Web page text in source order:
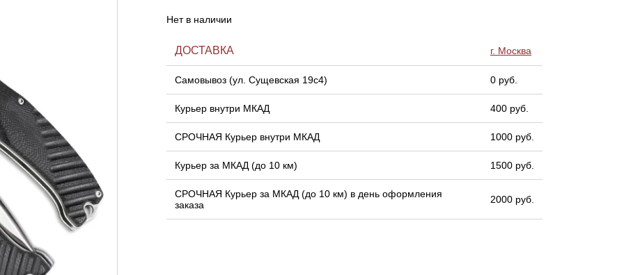
Нет в наличии
ДОСТАВКА г. Москва
Самовывоз (ул. Сущевская 19с4) 0 руб.
Курьер внутри МКАД 400 руб.
СРОЧНАЯ Курьер внутри МКАД 1000 руб.
Курьер за МКАД (до 10 км) 1500 руб.
СРОЧНАЯ Курьер за МКАД (до 10 км) в день оформления
заказа
2000 руб.